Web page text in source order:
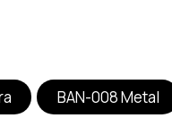
BAN-0​​08 Metal